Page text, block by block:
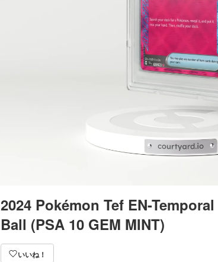
2024 Pokémon Tef EN-
Ball (PSA 10 GEM MINT)
いいね！